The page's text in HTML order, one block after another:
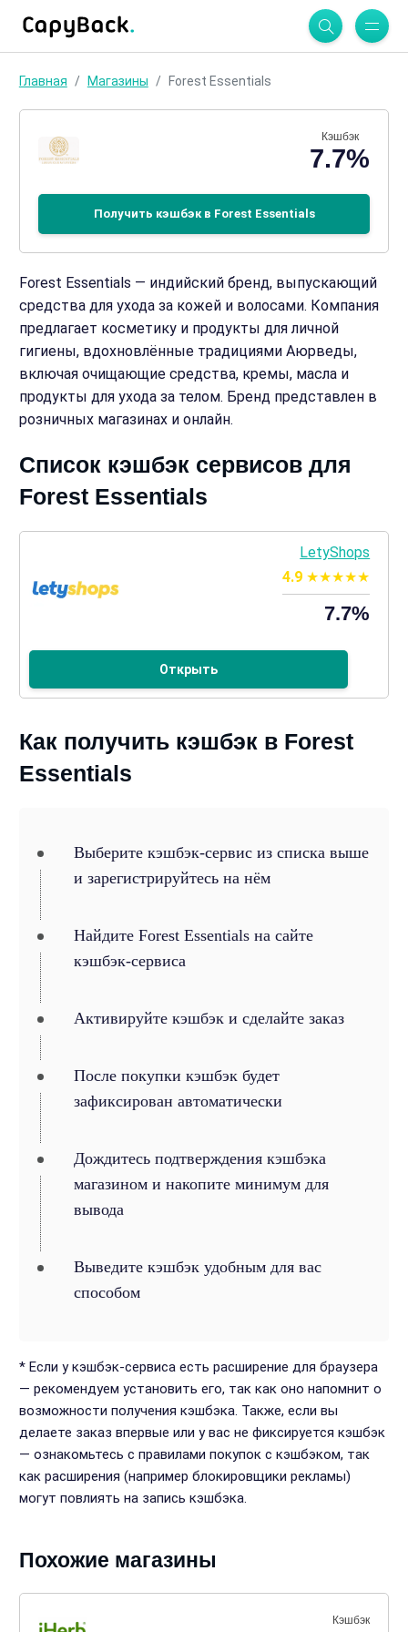
Главная Магазины Forest Essentials
Кэшбэк
7.7%
Получить кэшбэк в Forest Essentials
Forest Essentials — индийский бренд, выпускающий
средства для ухода за кожей и волосами. Компания
предлагает косметику и продукты для личной
гигиены, вдохновлённые традициями Аюрведы,
включая очищающие средства, кремы, масла и
продукты для ухода за телом. Бренд представлен в
розничных магазинах и онлайн.
Список кэшбэк сервисов для
Forest Essentials
LetyShops
4.9
7.7%
Открыть
Как получить кэшбэк в Forest
Essentials
Выберите кэшбэк-сервис из списка выше
и зарегистрируйтесь на нём
Найдите Forest Essentials на сайте
кэшбэк-сервиса
Активируйте кэшбэк и сделайте заказ
После покупки кэшбэк будет
зафиксирован автоматически
Дождитесь подтверждения кэшбэка
магазином и накопите минимум для
вывода
Выведите кэшбэк удобным для вас
способом
* Если у кэшбэк-сервиса есть расширение для браузера
— рекомендуем установить его, так как оно напомнит о
возможности получения кэшбэка. Также, если вы
делаете заказ впервые или у вас не фиксируется кэшбэк
— ознакомьтесь с правилами покупок с кэшбэком, так
как расширения (например блокировщики рекламы)
могут повлиять на запись кэшбэка.
Похожие магазины
Кэшбэк